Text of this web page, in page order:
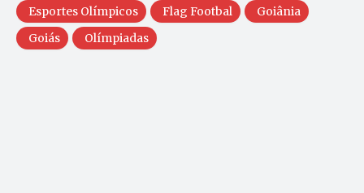
Esportes Olímpicos Flag Footbal
Goiânia
Goiás
Olímpiadas